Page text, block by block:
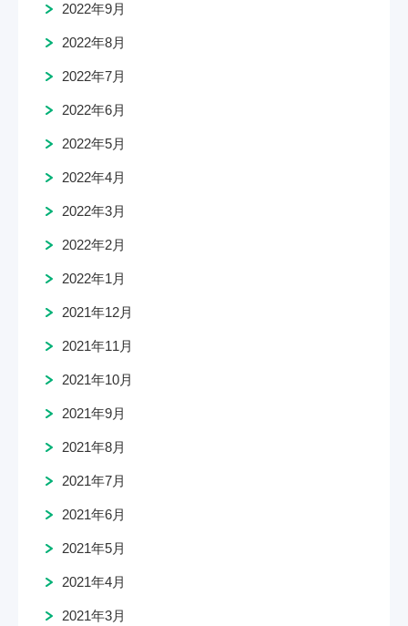
2022年9月
2022年8月
2022年7月
2022年6月
2022年5月
2022年4月
2022年3月
2022年2月
2022年1月
2021年12月
2021年11月
2021年10月
2021年9月
2021年8月
2021年7月
2021年6月
2021年5月
2021年4月
2021年3月